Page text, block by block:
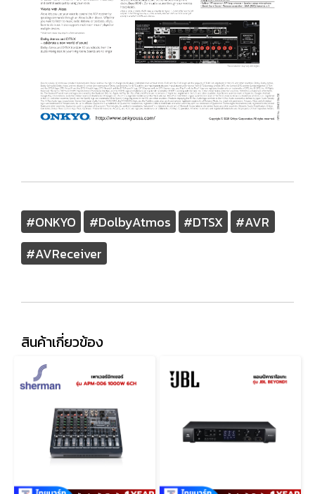
#ONKYO #DolbyAtmos #DTSX
#AVR
#AVReceiver
สินค้าเกี่ยวข้อง